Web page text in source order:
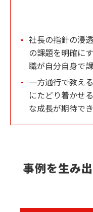
社長の指針の浸
の課題を明確に
職が自分自身で
一方通行で教え
にたどり着かせ
な成長が期待でき
事例を生み